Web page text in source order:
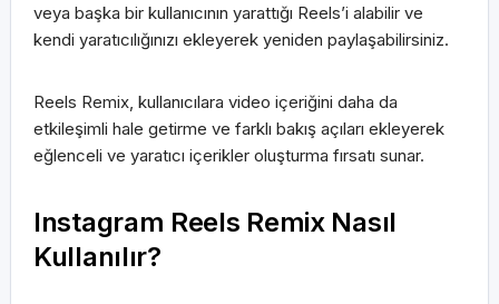
veya başka bir kullanıcının yarattığı Reels’i alabilir ve
kendi yaratıcılığınızı ekleyerek yeniden paylaşabilirsiniz.
Reels Remix, kullanıcılara video içeriğini daha da
etkileşimli hale getirme ve farklı bakış açıları ekleyerek
eğlenceli ve yaratıcı içerikler oluşturma fırsatı sunar.
Instagram Reels Remix Nasıl
Kullanılır?